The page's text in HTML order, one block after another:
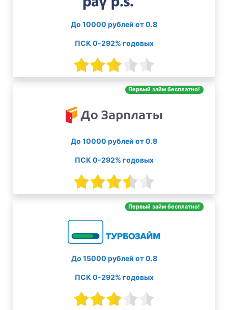
До 10000 рублей от 0.8
ПСК 0-292% годовых
Первый займ бесплатно!
До 10000 рублей от 0.8
ПСК 0-292% годовых
Первый займ бесплатно!
До 15000 рублей от 0.8
ПСК 0-292% годовых